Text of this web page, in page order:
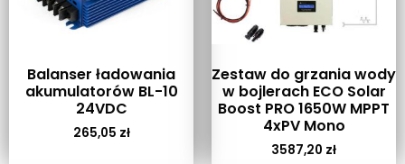
Balanser ładowania
akumulatorów BL-10
24VDC
265,05 zł
Zestaw do grzania wody
w bojlerach ECO Solar
Boost PRO 1650W MPPT
4xPV Mono
3587,20 zł